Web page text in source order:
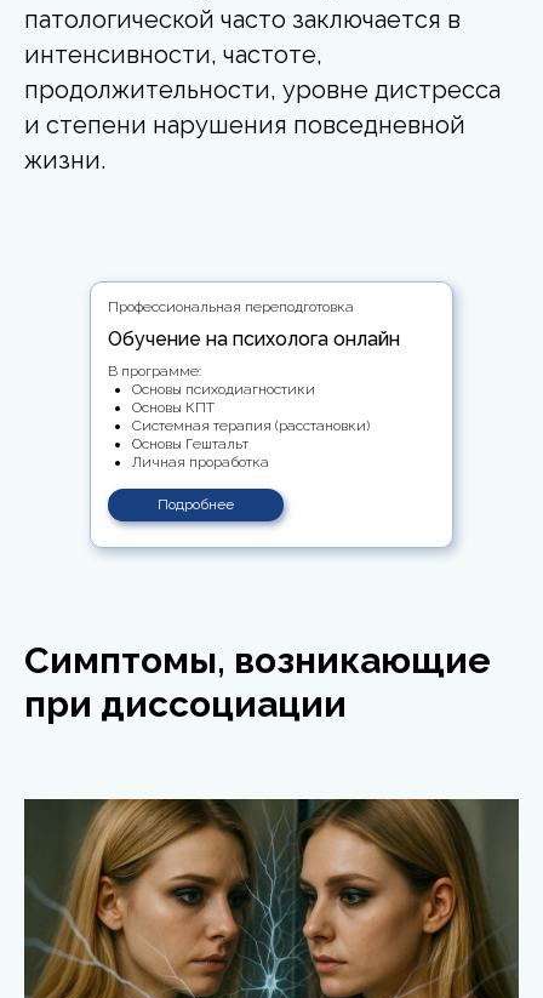
патологической часто заключается в
интенсивности, частоте,
продолжительности, уровне дистресса
и степени нарушения повседневной
жизни.
Профессиональная переподготовка
В программе:
Основы психодиагностики
Основы КПТ
Системная терапия (расстановки)
Основы Гештальт
Личная проработка
Обучение на психолога онлайн
Подробнее
Симптомы, возникающие
при диссоциации